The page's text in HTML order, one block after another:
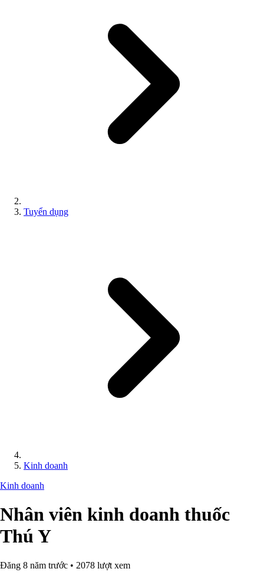
Tuyển dụng
Kinh doanh
Kinh doanh
Nhân viên kinh doanh thuốc
Thú Y
Đăng 8 năm trước • 2078 lượt xem